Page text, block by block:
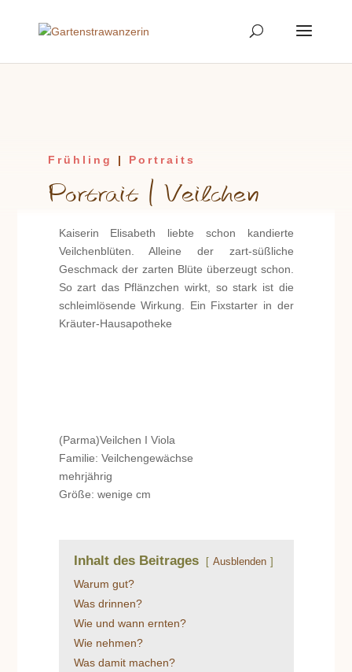
Frühling | Portraits
Portrait | Veilchen
Kaiserin Elisabeth liebte schon kandierte
Veilchenblüten. Alleine der zart-süßliche
Geschmack der zarten Blüte überzeugt schon.
So zart das Pflänzchen wirkt, so stark ist die
schleimlösende Wirkung. Ein Fixstarter in der
Kräuter-Hausapotheke
(Parma)Veilchen I Viola
Familie: Veilchengewächse
mehrjährig
Größe: wenige cm
Inhalt des Beitrages Ausblenden
Warum gut?
Was drinnen?
Wie und wann ernten?
Wie nehmen?
Was damit machen?